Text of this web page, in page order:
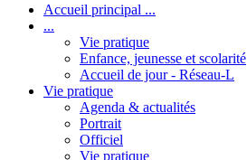
Accueil principal ...
...
Vie pratique
Enfance, jeunesse et scolarité
Accueil de jour - Réseau-L
Vie pratique
Agenda & actualités
Portrait
Officiel
Vie pratique